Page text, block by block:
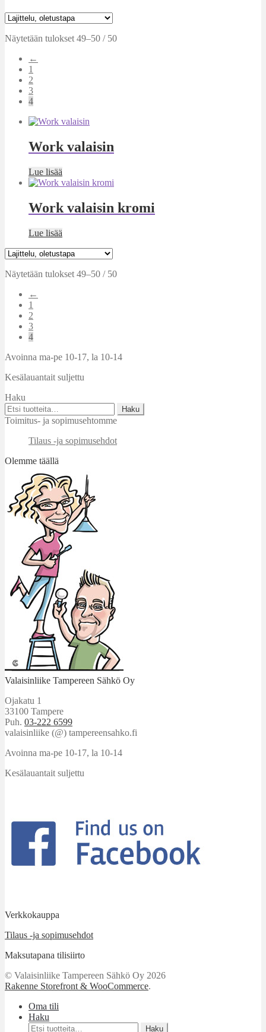
Näytetään tulokset 49–50 / 50
←
1
2
3
4
Work valaisin
Lue lisää
Work valaisin kromi
Lue lisää
Näytetään tulokset 49–50 / 50
←
1
2
3
4
Avoinna ma-pe 10-17, la 10-14
Kesälauantait suljettu
Haku
Etsi:
Haku
Toimitus- ja sopimusehtomme
Tilaus -ja sopimusehdot
Olemme täällä
Valaisinliike Tampereen Sähkö Oy
Ojakatu 1
33100 Tampere
Puh. 03-222 6599
valaisinliike (@) tampereensahko.fi
Avoinna ma-pe 10-17, la 10-14
Kesälauantait suljettu
Verkkokauppa
Tilaus -ja sopimusehdot
Maksutapana tilisiirto
© Valaisinliike Tampereen Sähkö Oy 2026
Rakenne Storefront & WooCommerce.
Oma tili
Haku
Etsi:
Haku